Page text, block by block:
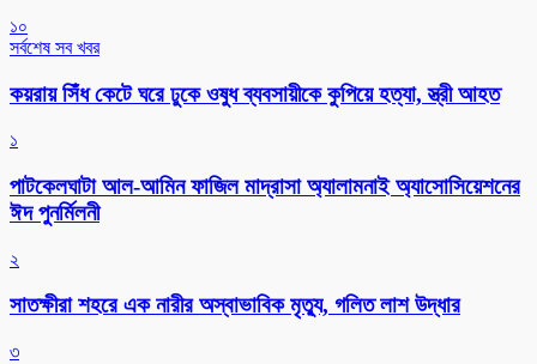
১০
সর্বশেষ সব খবর
কয়রায় সিঁধ কেটে ঘরে ঢুকে ওষুধ ব্যবসায়ীকে কুপিয়ে হত্যা, স্ত্রী আহত
১
পাটকেলঘাটা আল-আমিন ফাজিল মাদ্রাসা অ্যালামনাই অ্যাসোসিয়েশনের
ঈদ পুনর্মিলনী
২
সাতক্ষীরা শহরে এক নারীর অস্বাভাবিক মৃত্যু, গলিত লাশ উদ্ধার
৩